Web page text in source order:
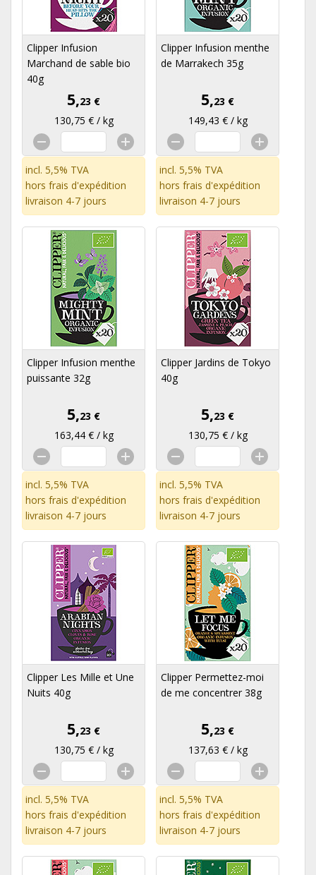
Clipper Infusion
Marchand de sable bio
40g
5,23 €
130,75 € / kg
incl. 5,5% TVA
hors frais d'expédition
livraison 4-7 jours
Clipper Infusion menthe
de Marrakech 35g
5,23 €
149,43 € / kg
incl. 5,5% TVA
hors frais d'expédition
livraison 4-7 jours
Clipper Infusion menthe
puissante 32g
5,23 €
163,44 € / kg
incl. 5,5% TVA
hors frais d'expédition
livraison 4-7 jours
Clipper Jardins de Tokyo
40g
5,23 €
130,75 € / kg
incl. 5,5% TVA
hors frais d'expédition
livraison 4-7 jours
Clipper Les Mille et Une
Nuits 40g
5,23 €
130,75 € / kg
incl. 5,5% TVA
hors frais d'expédition
livraison 4-7 jours
Clipper Permettez-moi
de me concentrer 38g
5,23 €
137,63 € / kg
incl. 5,5% TVA
hors frais d'expédition
livraison 4-7 jours